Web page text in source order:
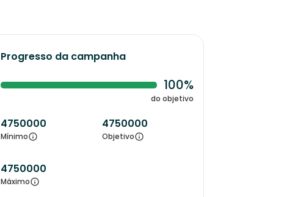
Progresso da campanha
100%
do objetivo
4750000
Mínimo
4750000
Objetivo
4750000
Máximo